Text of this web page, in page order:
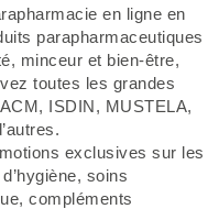
en ligne en
parapharmaceutiques
minceur et bien-être,
toutes les grandes
ISDIN, MUSTELA,
exclusives sur les
soins
compléments